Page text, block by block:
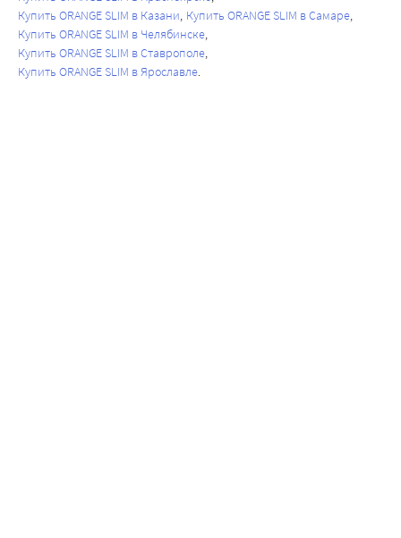
Купить ORANGE SLIM в Казани Купить ORANGE SLIM в Самаре
Купить ORANGE SLIM в Челябинске
Купить ORANGE SLIM в Ставрополе
Купить ORANGE SLIM в Ярославле